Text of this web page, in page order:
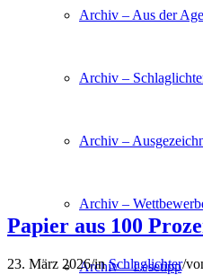
Archiv – Aus der
Archiv –
Archiv –
Archiv –
Archiv – Lesetipp
Papier aus 100
23. März 2026/inSchlaglichter/